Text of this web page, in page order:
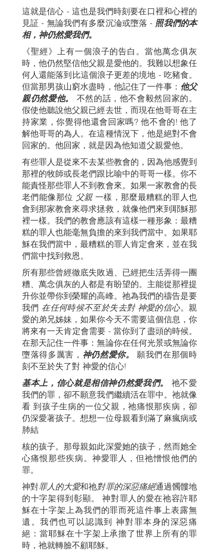
這就是信心 - 這也是我們時刻要在口裡和心裡的
見証 - 無論我們有多麼沉淪或墮落 - 照我們的本
相，神仍然愛我們。
《聖經》上有一個浪子的告白。當他萬念俱灰
時，他仍然堅信他父親是愛他的。我難以想象任
何人還能落到比這個浪子更差的境地 - 吃豬食。
但當那男孩山窮水盡時，他記住了一件事： 他父
親仍然愛他。
不然的話，他不會毅然回家的。
假使他聽說他父親已經去世，而現在他哥哥在主
持家業，你覺得他還會回家嗎? 他不會的! 他了
解他哥哥的為人。在這種情況下，他是絕對不會
回家的。他回家，就是因為他知道父親愛他。
有些罪人是從來不去某些教會的，因為他感覺到
那裡的牧師或長老們跟比喻中的哥哥一樣。你不
能責怪那些罪人不到教會來。如果一家教會的長
老們能像那位 父親一樣，那麼最糟糕的罪人也
會到那家教會來尋求拯救，就像他們來到耶穌那
裡一樣。我們的教會應該有這樣一種形象：最糟
糕的罪人也能毫無負擔的來到我們當中。如果耶
穌在我們當中，最糟糕的罪人肯定會來，並在我
們當中找到救恩。
所有那些曾經徹底失敗過、已經把生活弄得一團
糟、萬念俱灰的人都是有盼望的。主能從那裡提
升你並帶你到榮耀的高峰。祂為我們的禱告是要
我們 在任何時候不至於失去對 神愛的信心。親
愛的弟兄姊妹，如果你今天不需要這個信息，你
將來有一天肯定會需要 - 當你到了盡頭的時候。
在那天記住一件事：無論你在任何光景或無論你
墮落得多厲害， 神仍然愛你。
願我們在那個時
刻不至於失了對 神愛的信心!
基本上，信心就是相信神仍然愛我們。
祂不愛
我們的罪，卻不願意我們繼續活在罪中。祂就像
看 到孩子生病的一位父親，祂痛恨那疾病，卻
仍深愛著孩子。想想一位母親看到滿了麻瘋病或
肺結
核的孩子。那母親如此深愛她的孩子，然而她全
心痛恨那些疾病。神愛罪人，但祂憎恨他們的
罪。
神對罪人的大愛和祂對罪的深惡痛絕通過髑髏地
的十字架得到彰顯。 神對罪人的愛在祂容許耶
穌在十字架上為我們的罪而死這件事上表露無
遺。我們也可以認識到 神對罪本身的深惡痛
絕：當耶穌在十字架上承擔了世界上所有的罪
時，祂就轉臉不顧耶穌。